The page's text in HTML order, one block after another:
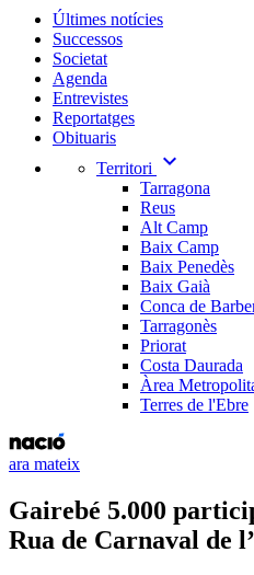
Últimes notícies
Successos
Societat
Agenda
Entrevistes
Reportatges
Obituaris
Territori
expand_more
Tarragona
Reus
Alt Camp
Baix Camp
Baix Penedès
Baix Gaià
Conca de
Tarragonès
Priorat
Costa Daurada
Àrea
Terres de l'Ebre
ara mateix
Gairebé 5.000
Rua de Carnaval de